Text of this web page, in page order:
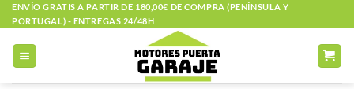
Saltar
al
contenido
ENVÍO GRATIS A PARTIR DE 180,00€ DE COMPRA (PENÍNSULA Y
PORTUGAL) - ENTREGAS 24/48H